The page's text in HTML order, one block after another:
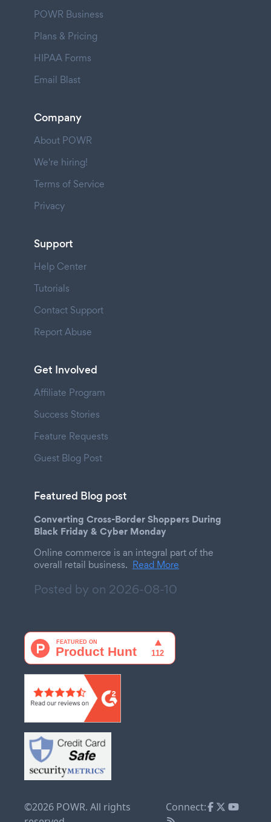
POWR Business
Plans & Pricing
HIPAA Forms
Email Blast
Company
About POWR
We're hiring!
Terms of Service
Privacy
Support
Help Center
Tutorials
Contact Support
Report Abuse
Get Involved
Affiliate Program
Success Stories
Feature Requests
Guest Blog Post
Featured Blog post
Converting Cross-Border Shoppers During
Black Friday & Cyber Monday
Online commerce is an integral part of the
overall retail business. Read More
Posted by on 2026-08-10
©2026 POWR. All rights
Connect: